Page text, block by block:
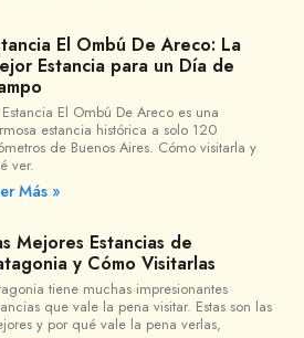
El Ombú De Areco: La
Estancia para un Día de
El Ombú De Areco es una
estancia histórica a solo 120
de Buenos Aires. Cómo visitarla y
ver.
Más »
Mejores Estancias de
y Cómo Visitarlas
tiene muchas impresionantes
que vale la pena visitar. Estas son las
y por qué vale la pena verlas,